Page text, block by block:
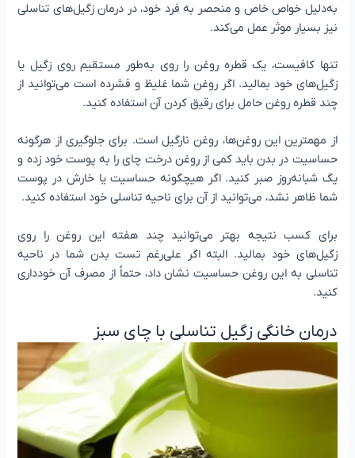
به‌دلیل خواص خاص و منحصر به فرد خود، در درمان زگیل‌های تناسلی
نیز بسیار موثر عمل می‌کند.
تنها کافیست، یک قطره روغن را روی به‌طور مستقیم روی زگیل یا
زگیل‌های خود بمالید. اگر روغن شما غلیظ و فشرده است می‌توانید از
چند قطره روغن حامل برای رقیق کردن آن استفاده کنید.
از مهمترین این روغن‌ها، روغن نارگیل است. برای جلوگیری از هرگونه
حساسیت در بدن باید کمی از روغن درخت چای را به پوست خود زده و
یگ شبانه‌روز صبر کنید. اگر هیچگونه حساسیت یا خارش در پوست
شما ظاهر نشد، می‌توانید از آن برای ناحیه تناسلی خود استفاده کنید.
برای کسب نتیجه بهتر می‌توانید چند هفته این روغن را روی
زگیل‌های خود بمالید. البته اگر علی‌رغم تست بدن شما در ناحیه
تناسلی به این روغن حساسیت نشان داد، حتماً از مصرف آن خودداری
کنید.
درمان خانگی زگیل تناسلی با چای سبز